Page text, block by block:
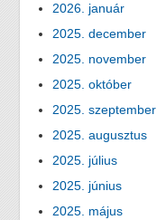
2026. január
2025. december
2025. november
2025. október
2025. szeptember
2025. augusztus
2025. július
2025. június
2025. május